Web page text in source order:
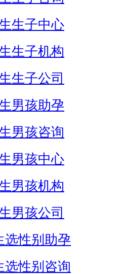
生子中心
生子机构
生子公司
男孩助孕
男孩咨询
男孩中心
男孩机构
男孩公司
选性别助孕
选性别咨询